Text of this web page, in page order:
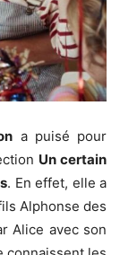
a puisé pour
Un certain
. En effet, elle a
Alphonse des
Alice avec son